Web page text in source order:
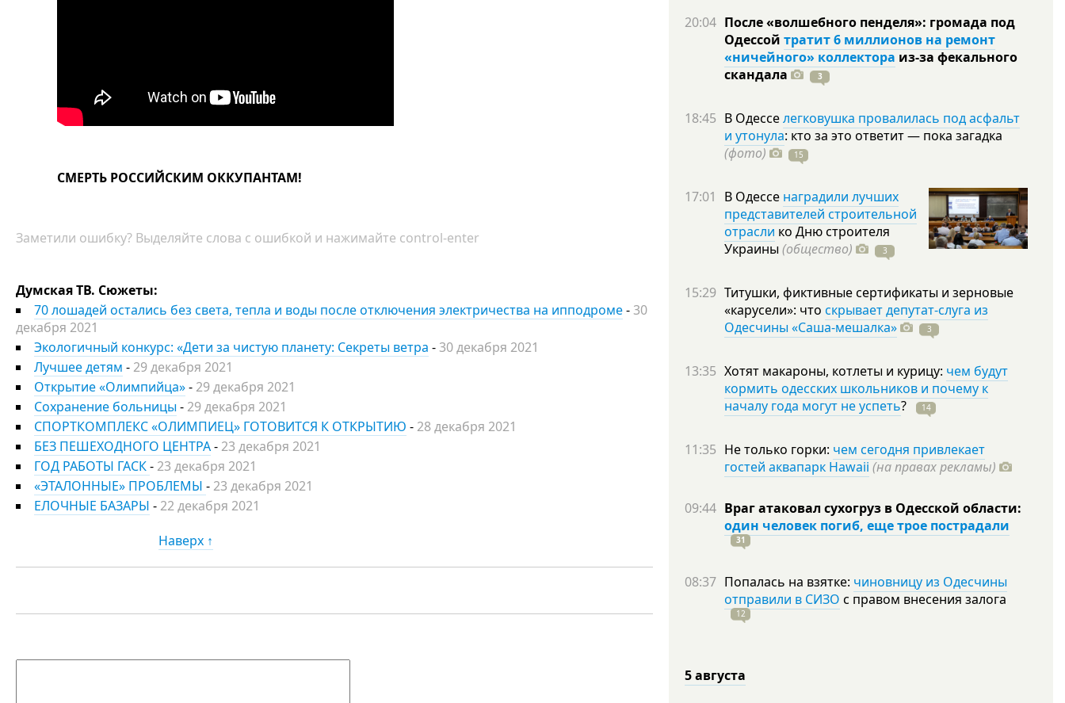
СМЕРТЬ РОССИЙСКИМ ОККУПАНТАМ!
Заметили ошибку? Выделяйте слова с ошибкой и нажимайте control-enter
Думская ТВ. Сюжеты:
70 лошадей остались без света, тепла и воды после отключения электричества на ипподроме-30
декабря 2021
Экологичный конкурс: «Дети за чистую планету: Секреты ветра -30 декабря 2021
Лучшее детям - 29 декабря 2021
Открытие «Олимпийца»- 29 декабря 2021
Сохранение больницы- 29 декабря 2021
СПОРТКОМПЛЕКС «ОЛИМПИЕЦ» ГОТОВИТСЯ К ОТКРЫТИЮ - 28 декабря 2021
БЕЗ ПЕШЕХОДНОГО ЦЕНТРА- 23 декабря 2021
ГОД РАБОТЫ ГАСК- 23 декабря 2021
«ЭТАЛОННЫЕ» ПРОБЛЕМЫ - 23 декабря 2021
ЕЛОЧНЫЕ БАЗАРЫ - 22 декабря 2021
Наверх ↑
20:04 После «волшебного пенделя»: громада под
Одессой тратит 6 миллионов на ремонт
«ничейного» коллектора из-за фекального
скандала
3
18:45 В Одесселегковушка провалилась под асфальт
и утонула: кто за это ответит — пока загадка
(фото)
15
17:01 В Одессе наградили лучших
представителей строительной
отрасли ко Дню строителя
Украины (общество) 3
15:29 Титушки, фиктивные сертификаты и зерновые
«карусели»: что скрывает депутат-слуга из
Одесчины «Саша-мешалка»
3
13:35 Хотят макароны, котлеты и курицу: чем будут
кормить одесских школьников и почему к
началу года могут не успеть? 14
11:35 Не только горки: чем сегодня привлекает
гостей аквапарк Hawaii (на правах рекламы)
09:44 Враг атаковал сухогруз в Одесской области:
один человек погиб, еще трое пострадали
31
08:37 Попалась на взятке: чиновницу из Одесчины
отправили в СИЗО с правом внесения залога
12
5 августа